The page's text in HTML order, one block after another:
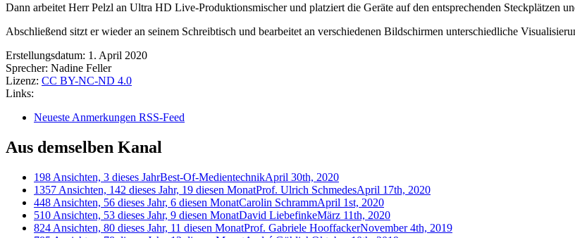
Dann arbeitet Herr Pelzl an Ultra HD Live-Produktionsmischer und platziert die Geräte auf den entsprechenden Steckplätzen
Abschließend sitzt er wieder an seinem Schreibtisch und bearbeitet an verschiedenen Bildschirmen unterschiedliche
Erstellungsdatum: 1. April 2020
Sprecher: Nadine Feller
Lizenz: CC BY-NC-ND 4.0
Links:
Neueste Anmerkungen RSS-Feed
Aus demselben Kanal
198 Ansichten, 3 dieses JahrBest-Of-MedientechnikApril 30th, 2020
1357 Ansichten, 142 dieses Jahr, 19 diesen MonatProf. Ulrich SchmedesApril 17th, 2020
448 Ansichten, 56 dieses Jahr, 6 diesen MonatCarolin SchrammApril 1st, 2020
510 Ansichten, 53 dieses Jahr, 9 diesen MonatDavid LiebefinkeMärz 11th, 2020
824 Ansichten, 80 dieses Jahr, 11 diesen MonatProf. Gabriele HooffackerNovember 4th, 2019